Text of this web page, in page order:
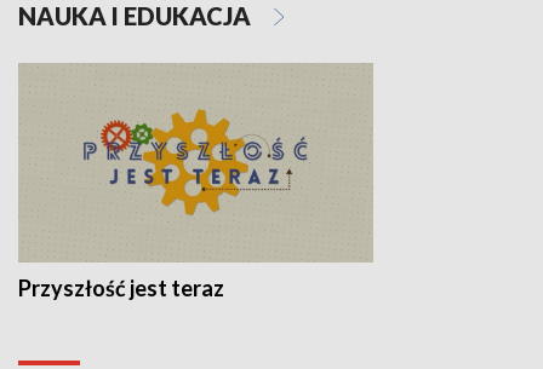
NAUKA I EDUKACJA
Przyszłość jest teraz